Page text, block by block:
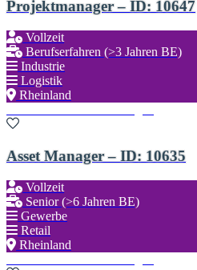
Projektmanager – ID: 10647
Vollzeit
Berufserfahren (>3 Jahren BE)
Industrie
Logistik
Rheinland
Asset Manager – ID: 10635
Vollzeit
Senior (>6 Jahren BE)
Gewerbe
Retail
Rheinland